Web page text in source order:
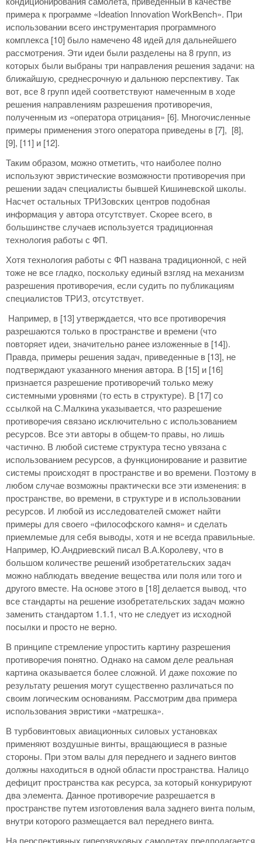
примера к программе «Ideation Innovation WorkBench». При
использовании всего инструментария программного
комплекса [10] было намечено 48 идей для дальнейшего
рассмотрения. Эти идеи были разделены на 8 групп, из
которых были выбраны три направления решения задачи: на
ближайшую, среднесрочную и дальнюю перспективу. Так
вот, все 8 групп идей соответствуют намеченным в ходе
решения направлениям разрешения противоречия,
полученным из «оператора отрицания» [6]. Многочисленные
примеры применения этого оператора приведены в [7], [8],
[9], [11] и [12].
Таким образом, можно отметить, что наиболее полно
используют эвристические возможности противоречия при
решении задач специалисты бывшей Кишиневской школы.
Насчет остальных ТРИЗовских центров подобная
информация у автора отсутствует. Скорее всего, в
большинстве случаев используется традиционная
технология работы с ФП.
Хотя технология работы с ФП названа традиционной, с ней
тоже не все гладко, поскольку единый взгляд на механизм
разрешения противоречия, если судить по публикациям
специалистов ТРИЗ, отсутствует.
Например, в [13] утверждается, что все противоречия
разрешаются только в пространстве и времени (что
повторяет идеи, значительно ранее изложенные в [14]).
Правда, примеры решения задач, приведенные в [13], не
подтверждают указанного мнения автора. В [15] и [16]
признается разрешение противоречий только межу
системными уровнями (то есть в структуре). В [17] со
ссылкой на С.Малкина указывается, что разрешение
противоречия связано исключительно с использованием
ресурсов. Все эти авторы в общем-то правы, но лишь
частично. В любой системе структура тесно увязана с
использованием ресурсов, а функционирование и развитие
системы происходят в пространстве и во времени. Поэтому в
любом случае возможны практически все эти изменения: в
пространстве, во времени, в структуре и в использовании
ресурсов. И любой из исследователей сможет найти
примеры для своего «философского камня» и сделать
приемлемые для себя выводы, хотя и не всегда правильные.
Например, Ю.Андриевский писал В.А.Королеву, что в
большом количестве решений изобретательских задач
можно наблюдать введение вещества или поля или того и
другого вместе. На основе этого в [18] делается вывод, что
все стандарты на решение изобретательских задач можно
заменить стандартом 1.1.1, что не следует из исходной
посылки и просто не верно.
В принципе стремление упростить картину разрешения
противоречия понятно. Однако на самом деле реальная
картина оказывается более сложной. И даже похожие по
результату решения могут существенно различаться по
своим логическим основаниям. Рассмотрим два примера
использования эвристики «матрешка».
В турбовинтовых авиационных силовых установках
применяют воздушные винты, вращающиеся в разные
стороны. При этом валы для переднего и заднего винтов
должны находиться в одной области пространства. Налицо
дефицит пространства как ресурса, за который конкурируют
два элемента. Данное противоречие разрешается в
пространстве путем изготовления вала заднего винта полым,
внутри которого размещается вал переднего винта.
На перспективных гиперзвуковых самолетах предполагается